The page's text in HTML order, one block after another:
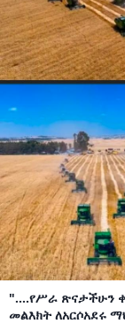
"....የሥራ ጽናታችሁን
መልእክት ለአርሶአደሩ